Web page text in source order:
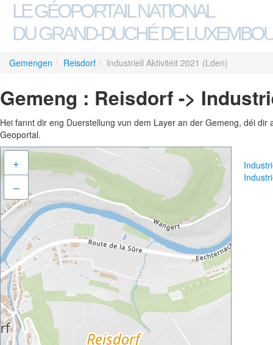
LE GÉOPORTAIL NATIONAL
DU GRAND-DUCHÉ DE
Gemengen / Reisdorf / Industriell Aktivitéit 2021 (Lden)
Gemeng : Reisdorf ->
Hei fannt dir eng Duerstellung vun dem Layer an der Gemeng, déi
Geoportal.
+
–